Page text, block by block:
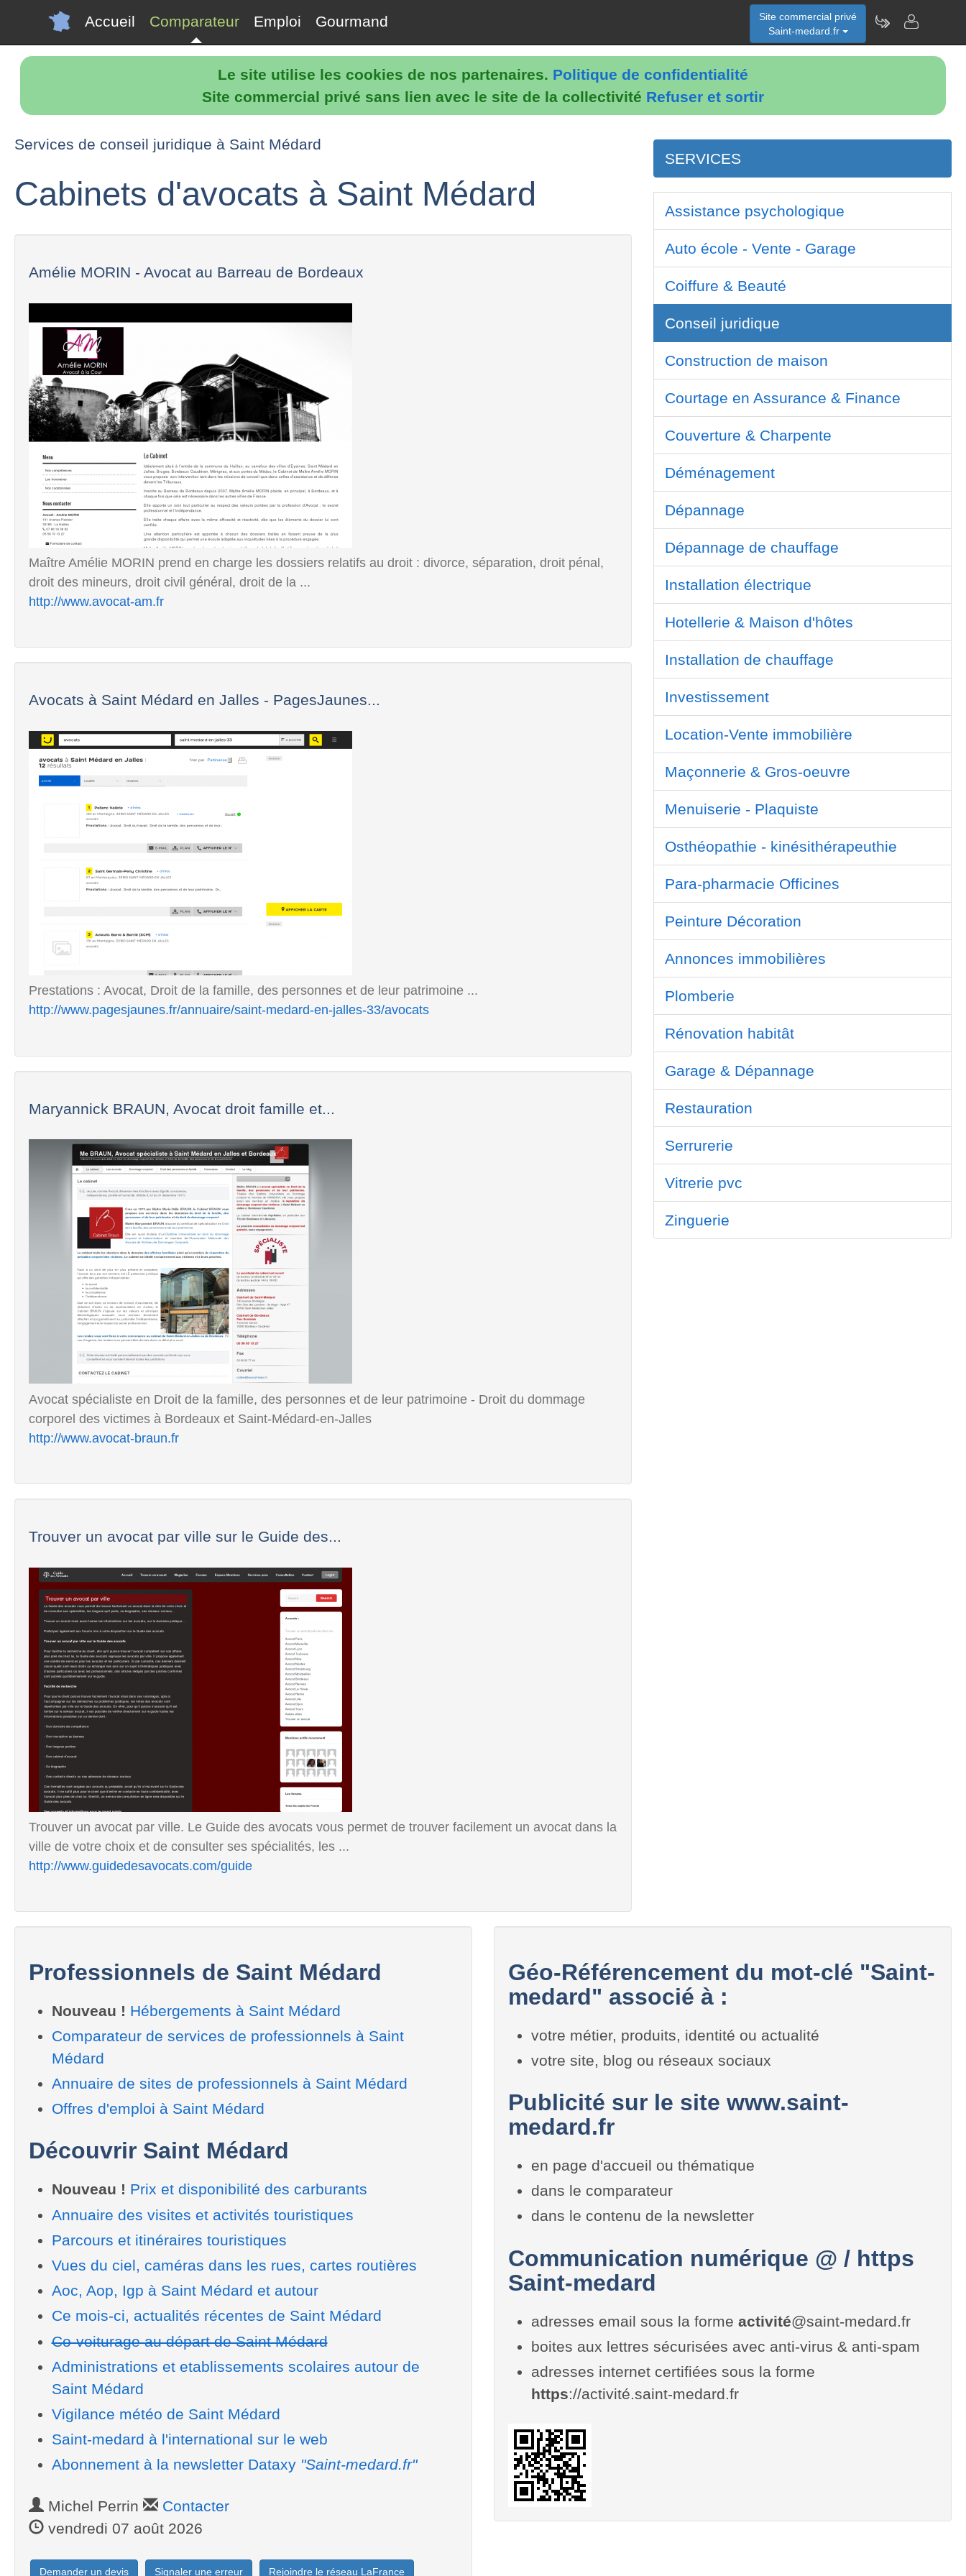
Le site utilise les cookies de nos partenaires. Politique de confidentialité
Site commercial privé sans lien avec le site de la collectivité Refuser et sortir
Accueil Comparateur Emploi Gourmand
Site commercial privé
Saint-medard.fr
Services de conseil juridique à Saint Médard
Cabinets d'avocats à Saint Médard
Amélie MORIN - Avocat au Barreau de Bordeaux
Maître Amélie MORIN prend en charge les dossiers relatifs au droit : divorce, séparation, droit pénal,
droit des mineurs, droit civil général, droit de la ...
http://www.avocat-am.fr
Avocats à Saint Médard en Jalles - PagesJaunes...
Prestations : Avocat, Droit de la famille, des personnes et de leur patrimoine ...
http://www.pagesjaunes.fr/annuaire/saint-medard-en-jalles-33/avocats
Maryannick BRAUN, Avocat droit famille et...
Avocat spécialiste en Droit de la famille, des personnes et de leur patrimoine - Droit du dommage
corporel des victimes à Bordeaux et Saint-Médard-en-Jalles
http://www.avocat-braun.fr
Trouver un avocat par ville sur le Guide des...
Trouver un avocat par ville. Le Guide des avocats vous permet de trouver facilement un avocat dans la
ville de votre choix et de consulter ses spécialités, les ...
http://www.guidedesavocats.com/guide
SERVICES
Assistance psychologique
Auto école - Vente - Garage
Coiffure & Beauté
Conseil juridique
Construction de maison
Courtage en Assurance & Finance
Couverture & Charpente
Déménagement
Dépannage
Dépannage de chauffage
Installation électrique
Hotellerie & Maison d'hôtes
Installation de chauffage
Investissement
Location-Vente immobilière
Maçonnerie & Gros-oeuvre
Menuiserie - Plaquiste
Osthéopathie - kinésithérapeuthie
Para-pharmacie Officines
Peinture Décoration
Annonces immobilières
Plomberie
Rénovation habitât
Garage & Dépannage
Restauration
Serrurerie
Vitrerie pvc
Zinguerie
Professionnels de Saint Médard
Nouveau ! Hébergements à Saint Médard
Comparateur de services de professionnels à Saint
Médard
Annuaire de sites de professionnels à Saint Médard
Offres d'emploi à Saint Médard
Découvrir Saint Médard
Nouveau ! Prix et disponibilité des carburants
Annuaire des visites et activités touristiques
Parcours et itinéraires touristiques
Vues du ciel, caméras dans les rues, cartes routières
Aoc, Aop, Igp à Saint Médard et autour
Ce mois-ci, actualités récentes de Saint Médard
Co-voiturage au départ de Saint Médard
Administrations et etablissements scolaires autour de
Saint Médard
Vigilance météo de Saint Médard
Saint-medard à l'international sur le web
Abonnement à la newsletter Dataxy "Saint-medard.fr"
Michel Perrin
Contacter
vendredi 07 août 2026
Demander un devis Signaler une erreur Rejoindre le réseau LaFrance
Géo-Référencement du mot-clé "Saint-
medard" associé à :
votre métier, produits, identité ou actualité
votre site, blog ou réseaux sociaux
Publicité sur le site www.saint-
medard.fr
en page d'accueil ou thématique
dans le comparateur
dans le contenu de la newsletter
Communication numérique @ / https
Saint-medard
adresses email sous la forme activité@saint-medard.fr
boites aux lettres sécurisées avec anti-virus & anti-spam
adresses internet certifiées sous la forme
https://activité.saint-medard.fr